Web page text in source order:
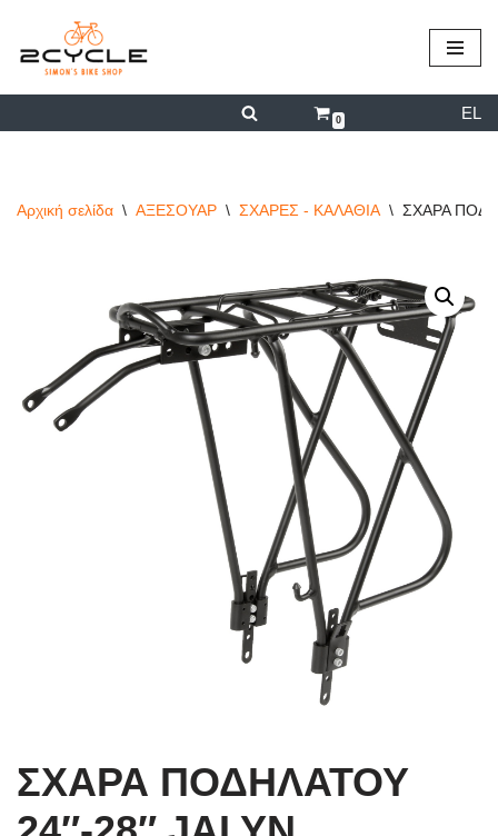
περιεχόμενο
Μεταπηδήστε
0 EL
Αρχική σελίδα \ ΑΞΕΣΟΥΑΡ \ ΣΧΑΡΕΣ - ΚΑΛΑΘΙΑ \ ΣΧΑΡΑ
ΣΧΑΡΑ ΠΟΔΗΛΑΤΟΥ